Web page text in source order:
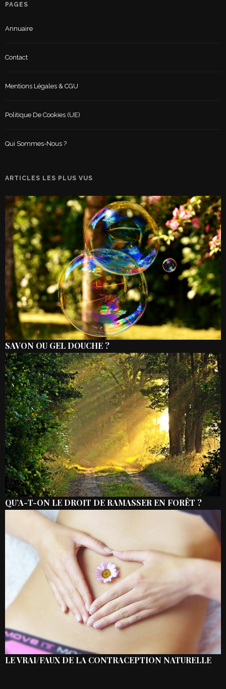
PAGES
Annuaire
Contact
Mentions Légales & CGU
Politique De Cookies (UE)
Qui Sommes-Nous ?
ARTICLES LES PLUS VUS
SAVON OU GEL DOUCHE ?
QU’A-T-ON LE DROIT DE RAMASSER EN FORÊT ?
LE VRAI/FAUX DE LA CONTRACEPTION NATURELLE